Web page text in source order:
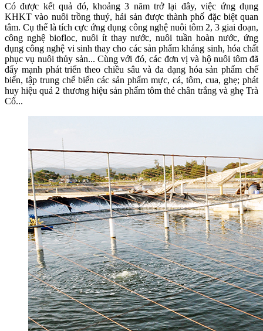
Có được kết quả đó, khoảng 3 năm trở lại đây, việc ứng dụng
KHKT vào nuôi trồng thuỷ, hải sản được thành phố đặc biệt quan
tâm. Cụ thể là tích cực ứng dụng công nghệ nuôi tôm 2, 3 giai đoạn,
công nghệ biofloc, nuôi ít thay nước, nuôi tuần hoàn nước, ứng
dụng công nghệ vi sinh thay cho các sản phẩm kháng sinh, hóa chất
phục vụ nuôi thủy sản... Cùng với đó, các đơn vị và hộ nuôi tôm đã
đẩy mạnh phát triển theo chiều sâu và đa dạng hóa sản phẩm chế
biến, tập trung chế biến các sản phẩm mực, cá, tôm, cua, ghẹ; phát
huy hiệu quả 2 thương hiệu sản phẩm tôm thẻ chân trắng và ghẹ Trà
Cổ...